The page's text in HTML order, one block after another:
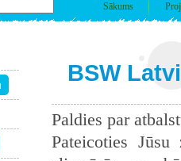
Sākums
BSW
Paldies par
Pateicoties